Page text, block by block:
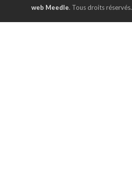
web Meedle. Tous droits réservés.